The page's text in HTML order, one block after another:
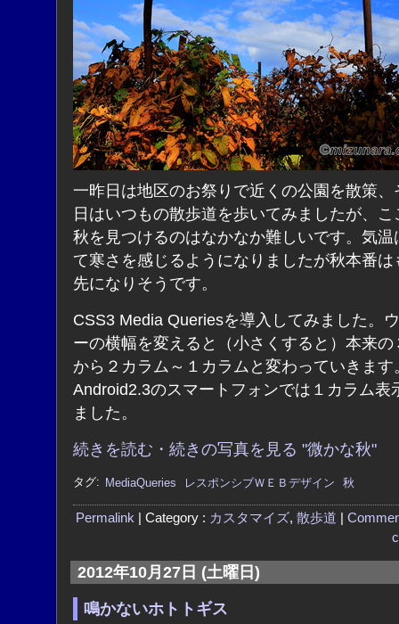
一昨日は地区のお祭りで近くの公園を散策、
日はいつもの散歩道を歩いてみましたが、こ
秋を見つけるのはなかなか難しいです。気温
て寒さを感じるようになりましたが秋本番は
先になりそうです。
CSS3 Media Queriesを導入してみました。
ーの横幅を変えると（小さくすると）本来の
から２カラム～１カラムと変わっていきます
Android2.3のスマートフォンでは１カラム表
ました。
続きを読む・続きの写真を見る "微かな秋"
タグ: MediaQueries レスポンシブＷＥＢデザイン 秋
Permalink | Category : カスタマイズ, 散歩道
2012年10月27日 (土曜日)
鳴かないホトトギス